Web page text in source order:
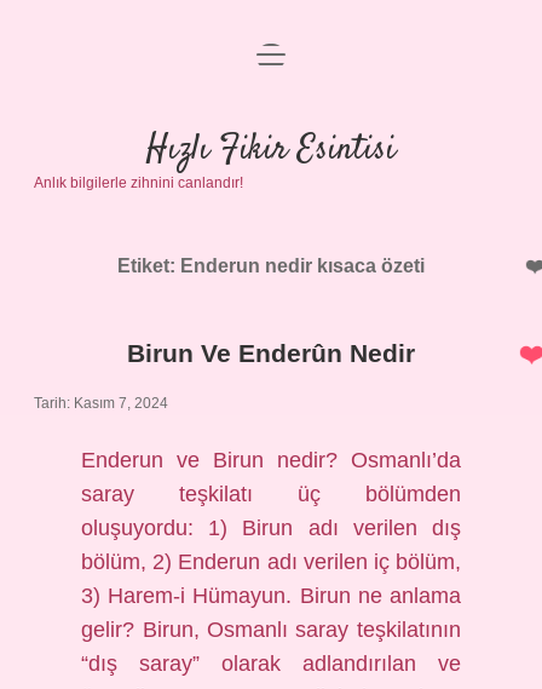
Anasayfa
Gizlilik Politikası
Yasal Uyarı
menüyü
Hızlı Fikir Esintisi
Anlık bilgilerle zihnini canlandır!
Etiket: Enderun nedir kısaca özeti
Birun Ve Enderûn Nedir
Tarih: Kasım 7, 2024
Enderun ve Birun nedir? Osmanlı’da
saray teşkilatı üç bölümden
oluşuyordu: 1) Birun adı verilen dış
bölüm, 2) Enderun adı verilen iç bölüm,
3) Harem-i Hümayun. Birun ne anlama
gelir? Birun, Osmanlı saray teşkilatının
“dış saray” olarak adlandırılan ve